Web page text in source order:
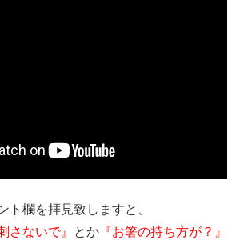
ト欄を拝見致しますと、
さないで』 とか 『お箸の持ち方が？』